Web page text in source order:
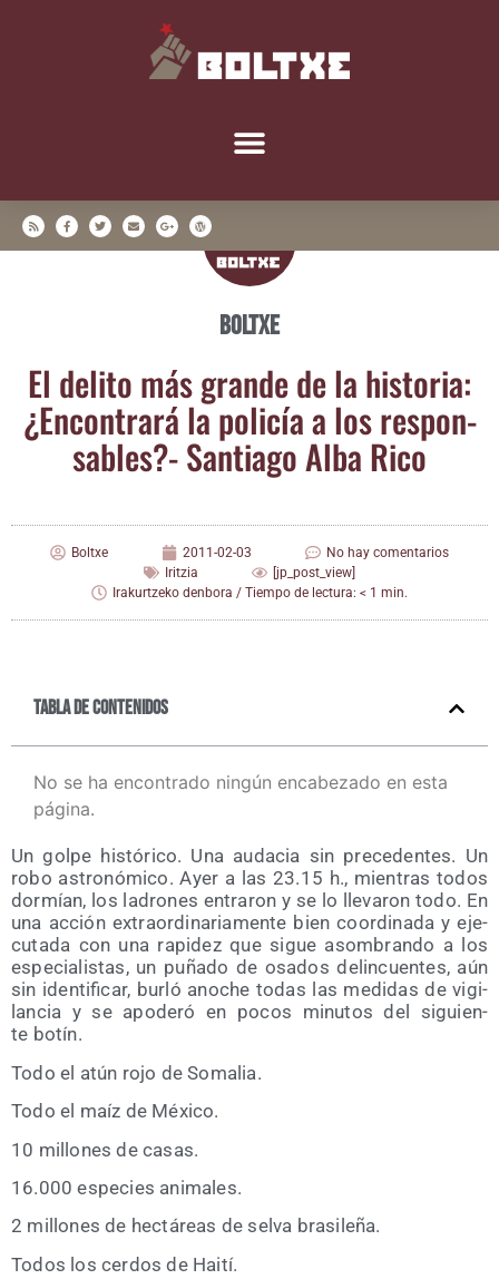
Boltxe
El deli­to más gran­de de la his­to­ria:
¿Encon­tra­rá la poli­cía a los res­pon­
sa­bles?- San­tia­go Alba Rico
Boltxe 2011-02-03
No hay comentarios
Iritzia
[jp_post_view]
Irakurtzeko denbora / Tiempo de lectura: < 1 min.
Tabla de contenidos
No se ha encontrado ningún encabezado en esta
página.
Un gol­pe his­tó­ri­co. Una auda­cia sin pre­ce­den­tes. Un
robo astro­nó­mi­co. Ayer a las 23.15 h., mien­tras todos
dor­mían, los ladro­nes entra­ron y se lo lle­va­ron todo. En
una acción extra­or­di­na­ria­men­te bien coor­di­na­da y eje­
cu­ta­da con una rapi­dez que sigue asom­bran­do a los
espe­cia­lis­tas, un puña­do de osa­dos delin­cuen­tes, aún
sin iden­ti­fi­car, bur­ló ano­che todas las medi­das de vigi­
lan­cia y se apo­de­ró en pocos minu­tos del siguien­
te botín.
Todo el atún rojo de Somalia.
Todo el maíz de México.
10 millo­nes de casas.
16.000 espe­cies animales.
2 millo­nes de hec­tá­reas de sel­va brasileña.
Todos los cer­dos de Haití.